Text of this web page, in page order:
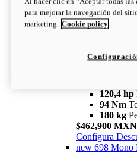
94 Nm
180 kg
newV2 SP
120,4 hp
94 Nm
180 kg
$462,900 MXN
Configura
new 698 Mono
para mejorar la navegación del
marketing. Cookie policy